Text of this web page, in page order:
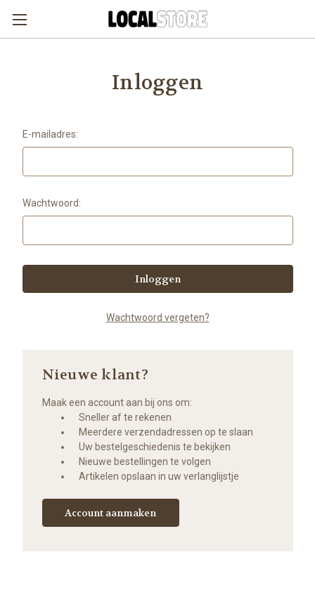
Inloggen
E-mailadres:
Wachtwoord:
Wachtwoord vergeten?
Nieuwe klant?
Maak een account aan bij ons om:
Sneller af te rekenen
Meerdere verzendadressen op te slaan
Uw bestelgeschiedenis te bekijken
Nieuwe bestellingen te volgen
Artikelen opslaan in uw verlanglijstje
Account aanmaken